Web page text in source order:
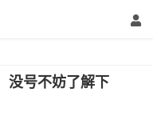
没号不妨了解下